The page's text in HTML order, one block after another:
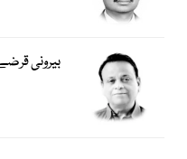
بیرونی